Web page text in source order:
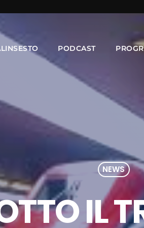
PODCAST
NEWS
IL